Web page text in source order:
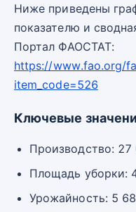
Ниже приведены
показателю и
Портал ФАОСТАТ:
https://www.fao.org/
item_code=526
Ключевые
Производство:
Площадь уборки:
Урожайность: 5